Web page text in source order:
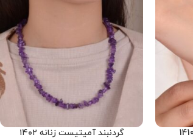
گردنبند آمیتیست زنانه ۱۴۰۲